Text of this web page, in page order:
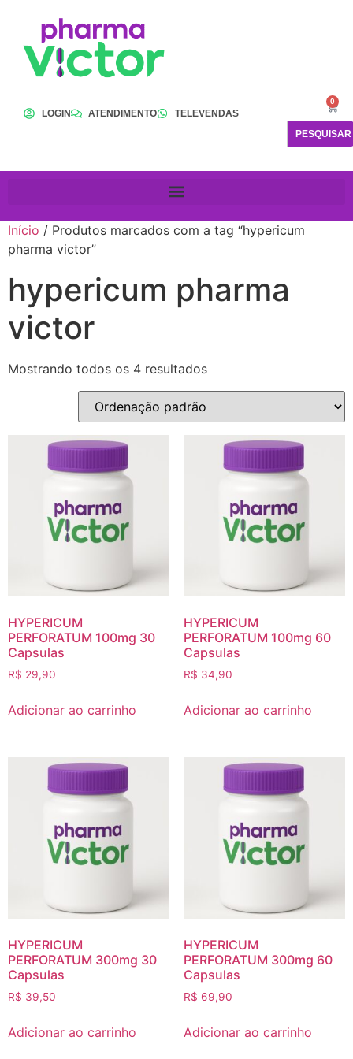
LOGIN ATENDIMENTO
TELEVENDAS
PESQUISAR
0
Início / Produtos marcados com a tag “hypericum
pharma victor”
hypericum pharma
victor
Mostrando todos os 4 resultados
HYPERICUM
PERFORATUM 100mg 30
Capsulas
R$ 29,90
Adicionar ao carrinho
HYPERICUM
PERFORATUM 100mg 60
Capsulas
R$ 34,90
Adicionar ao carrinho
HYPERICUM
PERFORATUM 300mg 30
Capsulas
R$ 39,50
Adicionar ao carrinho
HYPERICUM
PERFORATUM 300mg 60
Capsulas
R$ 69,90
Adicionar ao carrinho